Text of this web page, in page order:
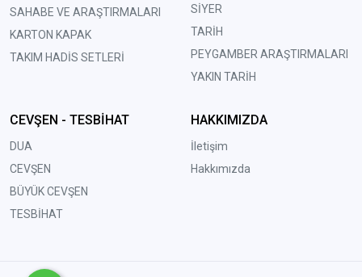
SAHABE VE ARAŞTIRMALARI
KARTON KAPAK
TAKIM HADİS SETLERİ
SİYER
TARİH
PEYGAMBER ARAŞTIRMALARI
YAKIN TARİH
CEVŞEN - TESBİHAT
DUA
CEVŞEN
BÜYÜK CEVŞEN
TESBİHAT
HAKKIMIZDA
İletişim
Hakkımızda